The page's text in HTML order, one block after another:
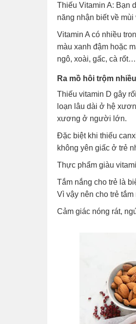
Thiếu Vitamin A: Bạn
năng nhận biết về
Vitamin A có nhiều
màu xanh đậm hoặc
ngô, xoài, gấc, cà
Ra mồ hôi trộm
Thiếu vitamin D gây
loạn lâu dài ở hệ
xương ở người lớn.
Đặc biệt khi thiếu
không yên giấc ở trẻ
Thực phẩm giàu
Tắm nắng cho trẻ là
Vì vậy nên cho trẻ
Cảm giác nóng rát,